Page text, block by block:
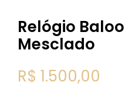
Relógio
Mesclado
R$ 1.500,00